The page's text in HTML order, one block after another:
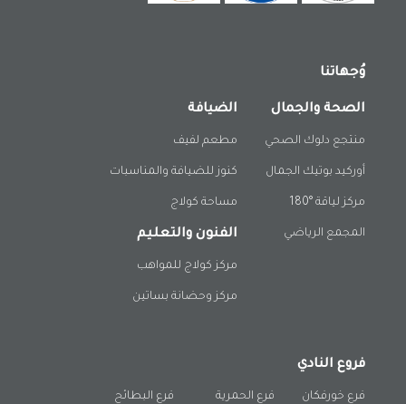
وُجهاتنا
الصحة والجمال
منتجع دلوك الصحي
أوركيد بوتيك الجمال
مركز لياقة °180
المجمع الرياضي
الضيافة
مطعم لفيف
كنوز للضيافة والمناسبات
مساحة كولاج
الفنون والتعليم
مركز كولاج للمواهب
مركز وحضانة بساتين
فروع النادي
فرع خورفكان فرع الحمرية فرع البطائح